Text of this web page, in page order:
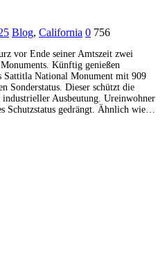
Blog, California 0 756
vor Ende seiner Amtszeit zwei
Künftig genießen
Sattitla National Monument mit 909
Sonderstatus. Dieser schützt die
Ausbeutung. Ureinwohner
Schutzstatus gedrängt. Ähnlich wie…